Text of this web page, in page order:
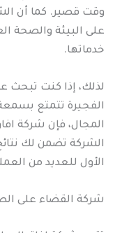
وقت قصير. كما أن
على البيئة والصحة
خدماتها.
لذلك، إذا كنت
الفجيرة تتمتع
المجال، فإن شركة
الشركة تضمن لك
الأول للعديد من
شركة القضاء على